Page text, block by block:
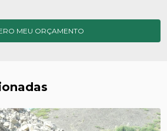
MEU ORÇAMENTO